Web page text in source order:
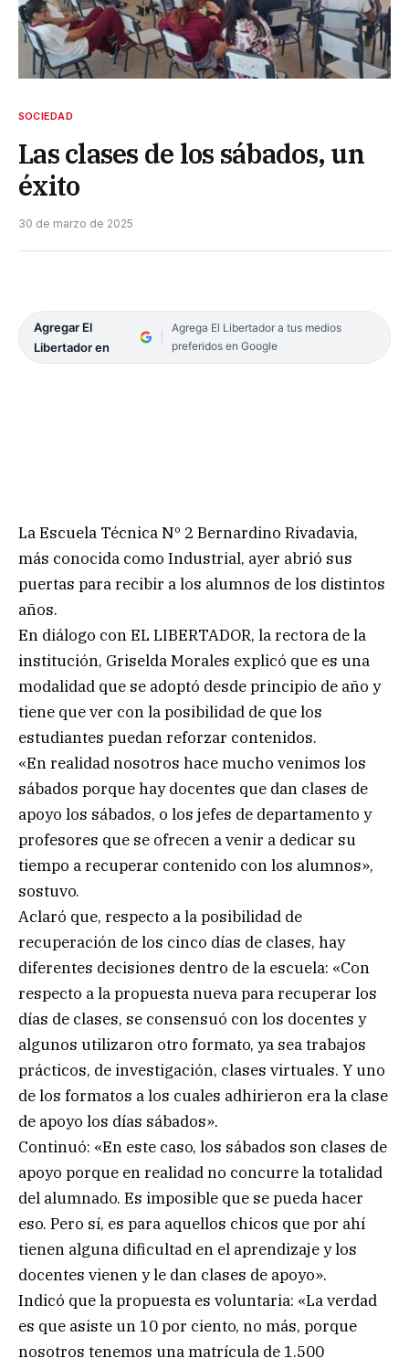
SOCIEDAD
Las clases de los sábados, un
éxito
30 de marzo de 2025
Agregar El
Libertador en
Agrega El Libertador a tus medios
preferidos en Google
La Escuela Técnica Nº 2 Bernardino Rivadavia,
más conocida como Industrial, ayer abrió sus
puertas para recibir a los alumnos de los distintos
años.
En diálogo con EL LIBERTADOR, la rectora de la
institución, Griselda Morales explicó que es una
modalidad que se adoptó desde principio de año y
tiene que ver con la posibilidad de que los
estudiantes puedan reforzar contenidos.
«En realidad nosotros hace mucho venimos los
sábados porque hay docentes que dan clases de
apoyo los sábados, o los jefes de departamento y
profesores que se ofrecen a venir a dedicar su
tiempo a recuperar contenido con los alumnos»,
sostuvo.
Aclaró que, respecto a la posibilidad de
recuperación de los cinco días de clases, hay
diferentes decisiones dentro de la escuela: «Con
respecto a la propuesta nueva para recuperar los
días de clases, se consensuó con los docentes y
algunos utilizaron otro formato, ya sea trabajos
prácticos, de investigación, clases virtuales. Y uno
de los formatos a los cuales adhirieron era la clase
de apoyo los días sábados».
Continuó: «En este caso, los sábados son clases de
apoyo porque en realidad no concurre la totalidad
del alumnado. Es imposible que se pueda hacer
eso. Pero sí, es para aquellos chicos que por ahí
tienen alguna dificultad en el aprendizaje y los
docentes vienen y le dan clases de apoyo».
Indicó que la propuesta es voluntaria: «La verdad
es que asiste un 10 por ciento, no más, porque
nosotros tenemos una matrícula de 1.500